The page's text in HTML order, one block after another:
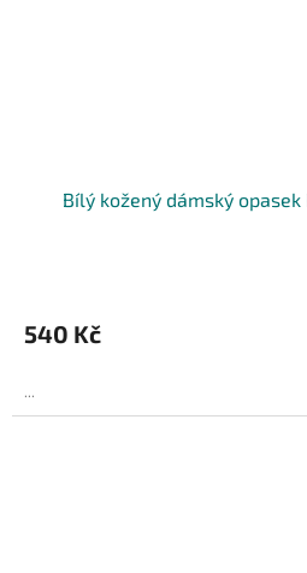
Bílý kožený dámský
540 Kč
...